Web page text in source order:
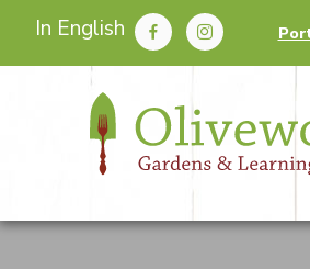
In English